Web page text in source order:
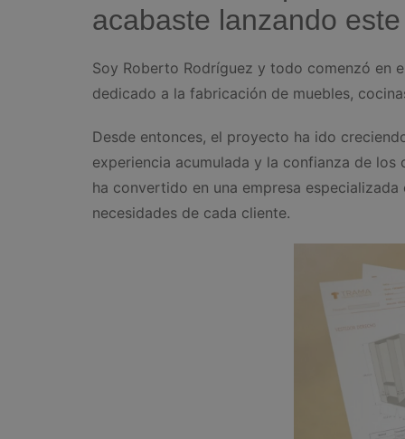
acabaste lanzando
Soy Roberto Rodríguez y todo comenzó en
dedicado a la fabricación de muebles,
Desde entonces, el proyecto ha ido
experiencia acumulada y la confianza de
ha convertido en una empresa
necesidades de cada cliente.